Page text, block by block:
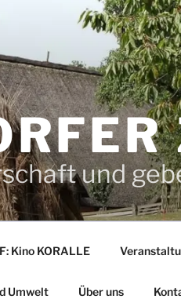
und
Kino KORALLE
Umwelt Über uns